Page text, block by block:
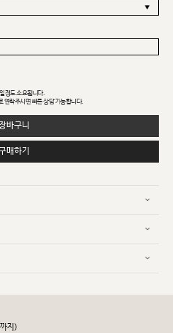
정도 소요됩니다.
연락주시면 빠른 상담 가능합니다.
바구니
매하기
지)